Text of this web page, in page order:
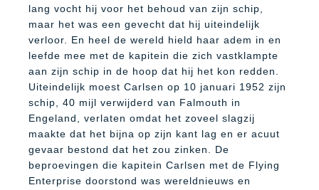
lang vocht hij voor het behoud van zijn schip,
maar het was een gevecht dat hij uiteindelijk
verloor. En heel de wereld hield haar adem in en
leefde mee met de kapitein die zich vastklampte
aan zijn schip in de hoop dat hij het kon redden.
Uiteindelijk moest Carlsen op 10 januari 1952 zijn
schip, 40 mijl verwijderd van Falmouth in
Engeland, verlaten omdat het zoveel slagzij
maakte dat het bijna op zijn kant lag en er acuut
gevaar bestond dat het zou zinken. De
beproevingen die kapitein Carlsen met de Flying
Enterprise doorstond was wereldnieuws en